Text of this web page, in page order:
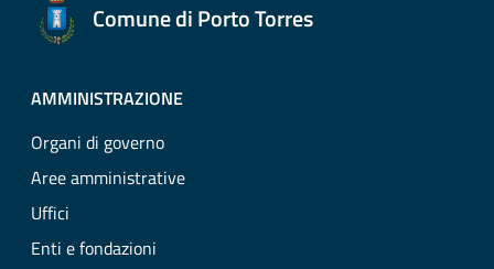
Comune di Porto Torres
AMMINISTRAZIONE
Organi di governo
Aree amministrative
Uffici
Enti e fondazioni